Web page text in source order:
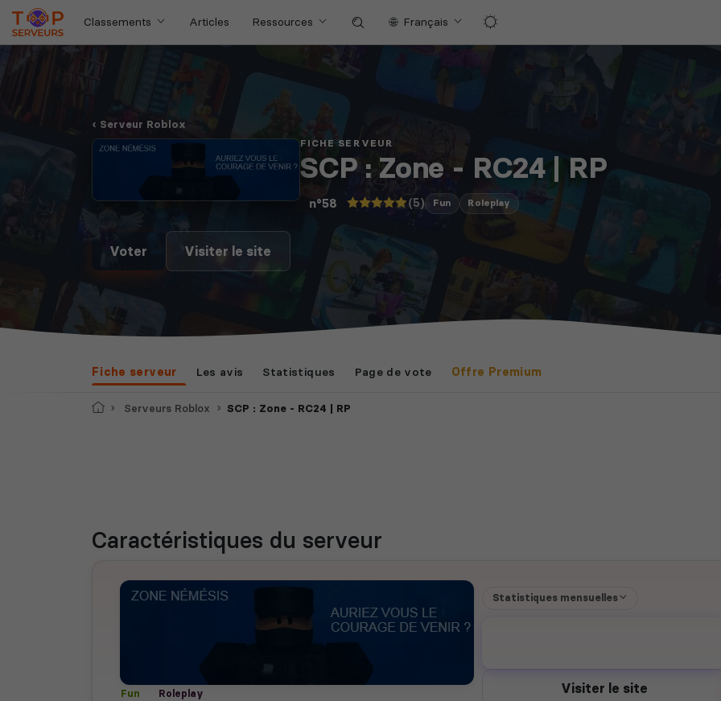
Classements Articles Ressources Français
Serveur Roblox
FICHE SERVEUR
SCP : Zone - RC24 | RP
n°58 (5) Fun Roleplay
Voter Visiter le site
Fiche serveur Les avis Statistiques Page de vote Offre Premium
AccueilServeurs Roblox SCP : Zone - RC24 | RP
Caractéristiques du serveur
Fun Roleplay
Statistiques mensuelles
Visiter le site